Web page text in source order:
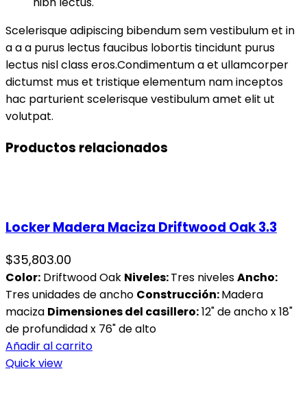
Scelerisque adipiscing bibendum sem vestibulum et in
a a a purus lectus faucibus lobortis tincidunt purus
lectus nisl class eros.Condimentum a et ullamcorper
dictumst mus et tristique elementum nam inceptos
hac parturient scelerisque vestibulum amet elit ut
volutpat.
Productos relacionados
Locker Madera Maciza Driftwood Oak 3.3
$35,803.00
Color: Driftwood Oak Niveles:Tres nivelesAncho:
Tres unidades de ancho Construcción:Madera
maciza Dimensiones del casillero:12" de ancho x 18"
de profundidad x 76" de alto
Añadir al carrito
Quick view